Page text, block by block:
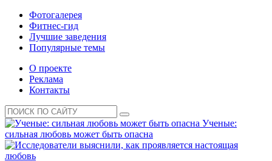
Фотогалерея
Фитнес-гид
Лучшие заведения
Популярные темы
О проекте
Реклама
Контакты
Ученые:
сильная любовь может быть опасна